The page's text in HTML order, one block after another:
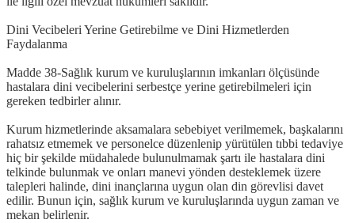
Dini Vecibeleri Yerine Getirebilme ve Dini Hizmetlerden
Faydalanma
Madde 38-Sağlık kurum ve kuruluşlarının imkanları ölçüsünde
hastalara dini vecibelerini serbestçe yerine getirebilmeleri için
gereken tedbirler alınır.
Kurum hizmetlerinde aksamalara sebebiyet verilmemek, başkalarını
rahatsız etmemek ve personelce düzenlenip yürütülen tıbbi tedaviye
hiç bir şekilde müdahalede bulunulmamak şartı ile hastalara dini
telkinde bulunmak ve onları manevi yönden desteklemek üzere
talepleri halinde, dini inançlarına uygun olan din görevlisi davet
edilir. Bunun için, sağlık kurum ve kuruluşlarında uygun zaman ve
mekan belirlenir.